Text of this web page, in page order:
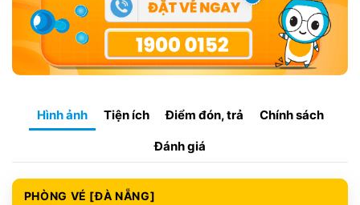
Hình ảnh Tiện ích Điểm đón, trả Chính sách
Đánh giá
PHÒNG VÉ [ĐÀ NẴNG]